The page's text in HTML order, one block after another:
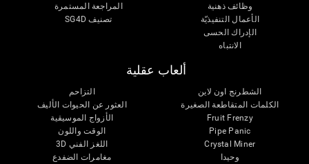
وظائف ذهنية
الأعمال التنفيذيّة
الإدراك الحسى
الانتباه
المراجعة المستمرة
تصنيف SG4D
ألعاب عقلية
الشطرنج اون لاين
الكلمات المتقاطعة الصغيرة
Fruit Frenzy
Pipe Panic
Crystal Miner
وحيدا
التزاحم
العثور عن الحيوات الأليف
الأزواج الموسيقية
الوقت واللون
اللغز الفني 3D
مغامرات الضفدع